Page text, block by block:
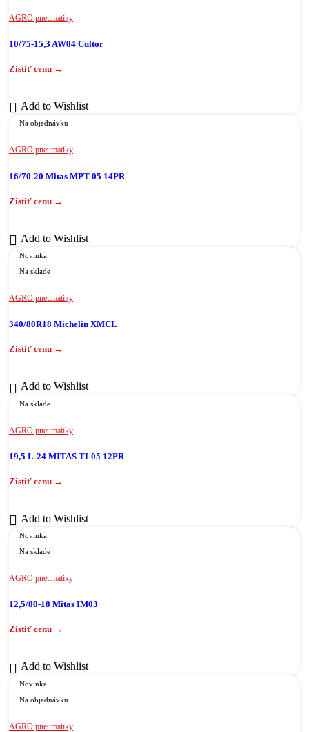
AGRO pneumatiky
10/75-15,3 AW04 Cultor
Add to Wishlist
Na objednávku
AGRO pneumatiky
16/70-20 Mitas MPT-05 14PR
Add to Wishlist
Novinka
Na sklade
AGRO pneumatiky
340/80R18 Michelin XMCL
Add to Wishlist
Na sklade
AGRO pneumatiky
19,5 L-24 MITAS TI-05 12PR
Add to Wishlist
Novinka
Na sklade
AGRO pneumatiky
12,5/80-18 Mitas IM03
Add to Wishlist
Novinka
Na objednávku
AGRO pneumatiky